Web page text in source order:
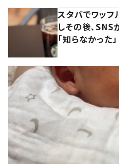
スタバでワッフ
しその後、
「知らなかった